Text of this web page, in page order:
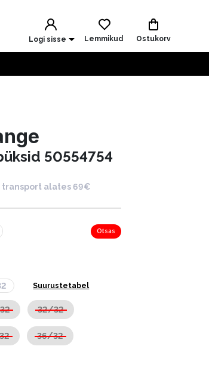
Logi sisse Lemmikud Ostukorv
50554754
transport alates 69€
Otsas
Suurustetabel
32/32
36/32